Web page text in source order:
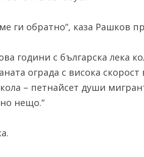
ги обратно“, каза Рашков
години с българска лека
ограда с висока скорост
– петнайсет души
нещо.“